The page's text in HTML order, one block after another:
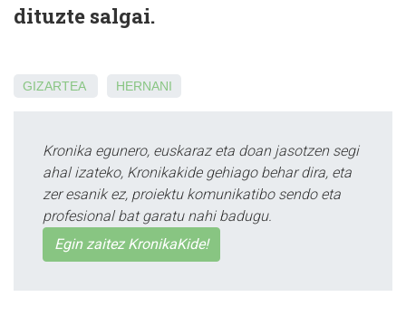
dituzte salgai.
GIZARTEA HERNANI
Kronika egunero, euskaraz eta doan jasotzen segi
ahal izateko, Kronikakide gehiago behar dira, eta
zer esanik ez, proiektu komunikatibo sendo eta
profesional bat garatu nahi badugu.
Egin zaitez KronikaKide!